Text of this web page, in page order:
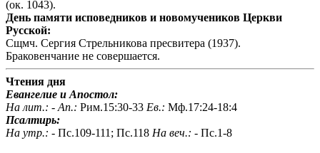
(ок. 1043).
День памяти исповедников и новомучеников Церкви
Русской:
Сщмч. Сергия Стрельникова пресвитера (1937).
Браковенчание не совершается.
Чтения дня
Евангелие и Апостол:
На лит.: - Ап.: Рим.15:30-33 Ев.: Мф.17:24-18:4
Псалтирь:
На утр.: - Пс.109-111; Пс.118 На веч.: - Пс.1-8